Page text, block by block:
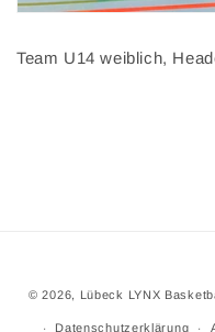
Team U14 weiblich,
© 2026, Lübeck LYNX
Datenschutzerklärung